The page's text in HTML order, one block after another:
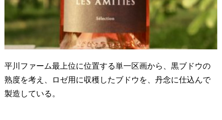
平川ファーム最上位に位置する単一区画から、黒ブドウの
熟度を考え、ロゼ用に収穫したブドウを、丹念に仕込んで
製造している。